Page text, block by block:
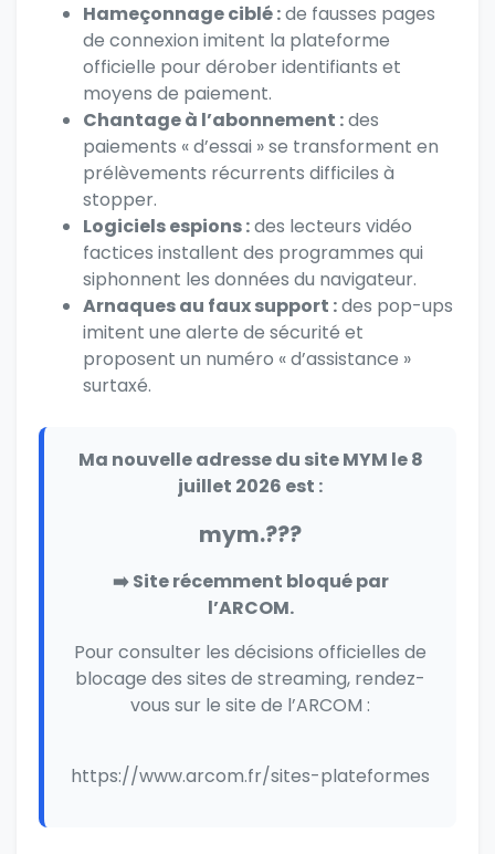
Hameçonnage ciblé :de fausses pages
de connexion imitent la plateforme
officielle pour dérober identifiants et
moyens de paiement.
Chantage à l’abonnement :des
paiements « d’essai » se transforment en
prélèvements récurrents difficiles à
stopper.
Logiciels espions :des lecteurs vidéo
factices installent des programmes qui
siphonnent les données du navigateur.
Arnaques au faux support :des pop-ups
imitent une alerte de sécurité et
proposent un numéro « d’assistance »
surtaxé.
Ma nouvelle adresse du site MYM le 8
juillet 2026 est :
mym.???
➡️ Site récemment bloqué par
l’ARCOM.
Pour consulter les décisions officielles de
blocage des sites de streaming, rendez-
vous sur le site de l’ARCOM :
https://www.arcom.fr/sites-plateformes